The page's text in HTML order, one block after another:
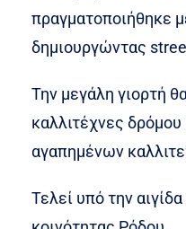
πραγματοποιήθηκε
δημιουργώντας
Την μεγάλη γιoρτή
καλλιτέχνες
αγαπημένων
Τελεί υπό την